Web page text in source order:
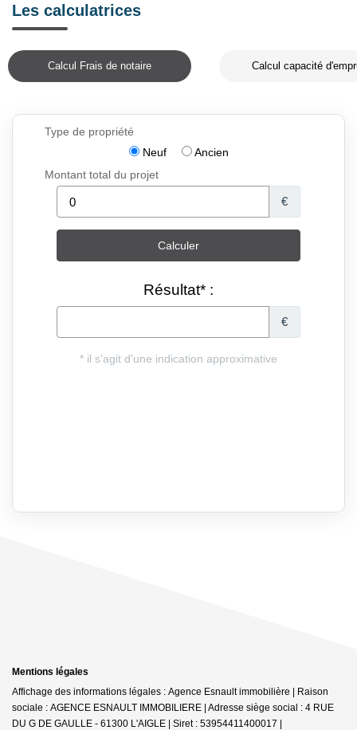
Les calculatrices
Calcul Frais de notaire Calcul capacité
Mentions légales
Affichage des informations légales : Agence Esnault immobilière | Raison
sociale : AGENCE ESNAULT IMMOBILIERE | Adresse siège social : 4 RUE
DU G DE GAULLE - 61300 L'AIGLE | Siret : 53954411400017 |